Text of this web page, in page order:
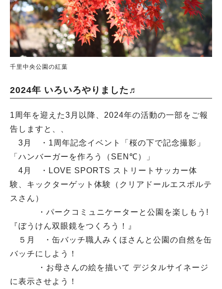
千里中央公園の紅葉
2024年 いろいろやりました♬
1周年を迎えた3月以降、2024年の活動の一部をご報
告しますと、、
3月 ・1周年記念イベント「桜の下で記念撮影」
「ハンバーガーを作ろう（SEN℃）」
4月 ・LOVE SPORTS ストリートサッカー体
験、キックターゲット体験（クリアドールエスポルテ
スさん）
・パークコミュニケーターと公園を楽しもう!
『ぼうけん双眼鏡をつくろう！』
５月 ・缶バッチ職人みくほさんと公園の自然を缶
バッチにしよう！
・お母さんの絵を描いて デジタルサイネージ
に表示させよう！